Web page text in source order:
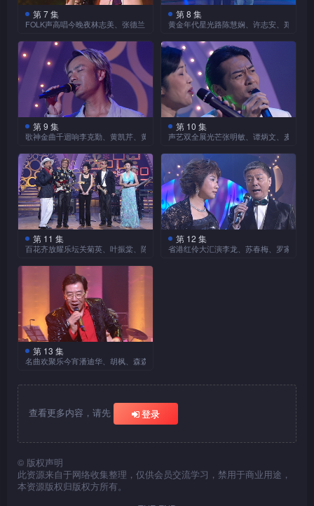
第 7 集
FOLK声高唱今晚夜林志美、张德兰、李乐诗、邓惠欣
第 8 集
黄金年代星光路陈慧娴、许志安、郑中基
第 9 集
歌神金曲千迴响李克勤、黄凯芹、黄伊汶、余文乐、张敬轩、麦浚龙
第 10 集
声艺双全展光芒张明敏、谭炳文、麦洁文
第 11 集
百花齐放耀乐坛关菊英、叶振棠、陈洁灵、彭健新
第 12 集
省港红伶大汇演李龙、苏春梅、罗家英、
第 13 集
名曲欢聚乐今宵潘迪华、胡枫、森森、奚秀兰
查看更多内容，请先 登录
© 版权声明
此资源来自于网络收集整理，仅供会员交流学习，禁用于商业用途，
本资源版权归版权方所有。